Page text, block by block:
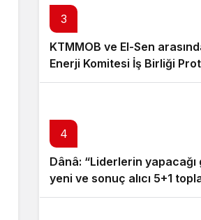
3
KTMMOB ve El-Sen
Enerji Komitesi İş Birliği
imzalandı
4
Dânâ: “Liderlerin yapacağı
yeni ve sonuç alıcı 5+1
hazırlık niteliği taşıyor”